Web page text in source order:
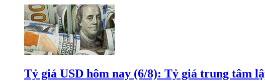
Tỷ giá USD hôm nay (6/8): Tỷ giá trung tâm